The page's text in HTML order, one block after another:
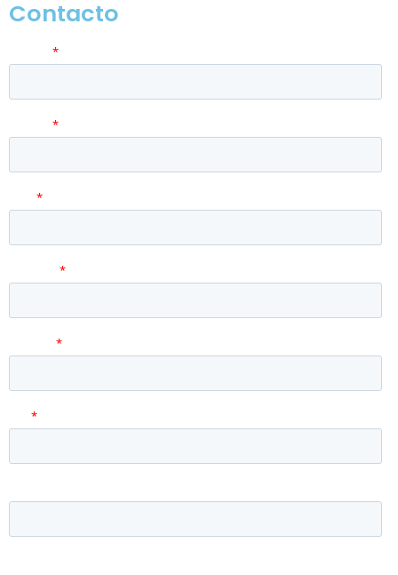
Contacto